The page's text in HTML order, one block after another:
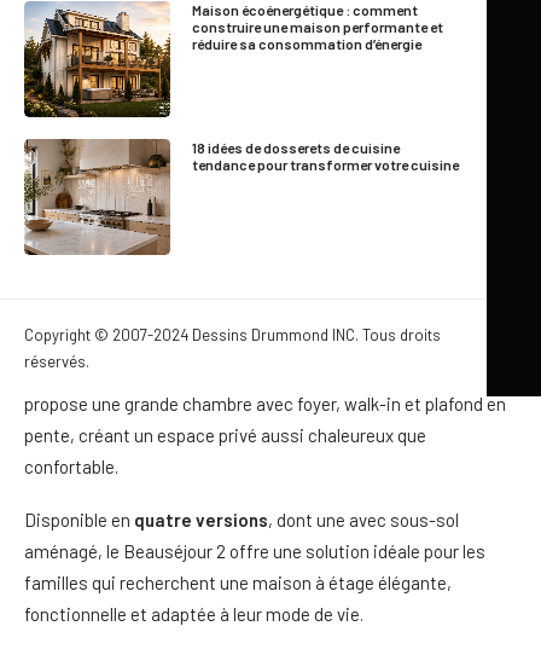
Maison écoénergétique : comment
construire une maison performante et
réduire sa consommation d’énergie
18 idées de dosserets de cuisine
tendance pour transformer votre cuisine
Copyright © 2007-2024 Dessins Drummond INC. Tous droits
réservés.
Vous recherchez un plan de maison de campagne avec grande
suite principale? Le modèle Beauséjour 2 (#4571) se distingue
vie lumineux et sa vaste chambre principale avec foyer, walk-in
et plafond en pente.
Avec ses nombreuses galeries couvertes, son vaste balcon
des maisons de campagne et les commodités recherchées
dans une résidence moderne. À l’étage, la suite principale
propose une grande chambre avec foyer, walk-in et plafond en
pente, créant un espace privé aussi chaleureux que
confortable.
Disponible en quatre versions, dont une avec sous-sol
aménagé, le Beauséjour 2 offre une solution idéale pour les
familles qui recherchent une maison à étage élégante,
fonctionnelle et adaptée à leur mode de vie.